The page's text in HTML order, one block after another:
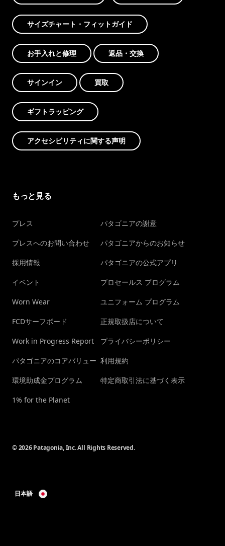
サイズチャート・フィットガイド
お手入れと修理 返品・交換
サインイン 買取
ギフトラッピング
アクセシビリティに関する声明
もっと見る
プレス
プレスへのお問い合わせ
採用情報
イベント
Worn Wear
FCDサーフボード
Work in Progress Report
パタゴニアのコアバリュー
環境助成金プログラム
1% for the Planet
パタゴニアの謝意
パタゴニアからのお知らせ
パタゴニアの公式アプリ
プロセールス プログラム
ユニフォーム プログラム
正規取扱店について
プライバシーポリシー
利用規約
特定商取引法に基づく表示
© 2026 Patagonia, Inc. All Rights Reserved.
日本語